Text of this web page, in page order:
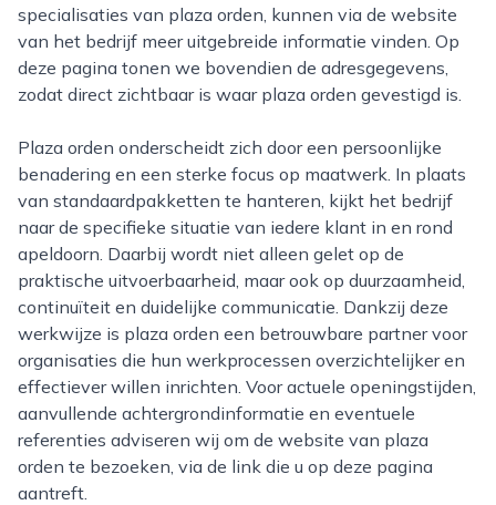
specialisaties van plaza orden, kunnen via de website
van het bedrijf meer uitgebreide informatie vinden. Op
deze pagina tonen we bovendien de adresgegevens,
zodat direct zichtbaar is waar plaza orden gevestigd is.
Plaza orden onderscheidt zich door een persoonlijke
benadering en een sterke focus op maatwerk. In plaats
van standaardpakketten te hanteren, kijkt het bedrijf
naar de specifieke situatie van iedere klant in en rond
apeldoorn. Daarbij wordt niet alleen gelet op de
praktische uitvoerbaarheid, maar ook op duurzaamheid,
continuïteit en duidelijke communicatie. Dankzij deze
werkwijze is plaza orden een betrouwbare partner voor
organisaties die hun werkprocessen overzichtelijker en
effectiever willen inrichten. Voor actuele openingstijden,
aanvullende achtergrondinformatie en eventuele
referenties adviseren wij om de website van plaza
orden te bezoeken, via de link die u op deze pagina
aantreft.